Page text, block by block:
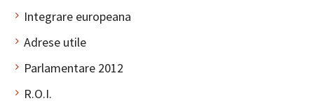
Integrare europeana
Adrese utile
Parlamentare 2012
R.O.I.